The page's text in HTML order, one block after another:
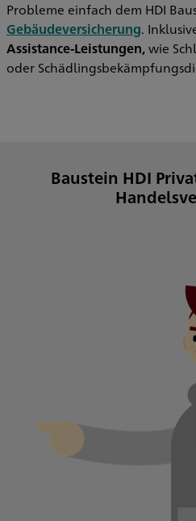
Probleme einfach dem HDI
Gebäudeversicherung.
Assistance-Leistungen,wie
oder
Baustein HDI